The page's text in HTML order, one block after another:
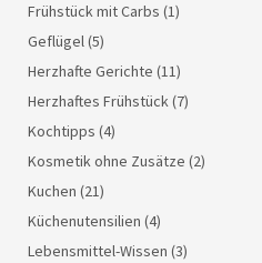
Frühstück mit Carbs (1)
Geflügel(5)
Herzhafte Gerichte (11)
Herzhaftes Frühstück(7)
Kochtipps (4)
Kosmetik ohne Zusätze (2)
Kuchen (21)
Küchenutensilien (4)
Lebensmittel-Wissen (3)